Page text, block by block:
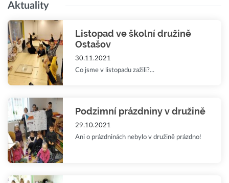
Aktuality
Listopad ve školní družině
Ostašov
30.11.2021
Co jsme v listopadu zažili?...
Podzimní prázdniny v družině
29.10.2021
Ani o prázdninách nebylo v družině prázdno!